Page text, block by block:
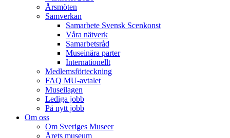
Årsmöten
Samverkan
Samarbete Svensk Scenkonst
Våra nätverk
Samarbetsråd
Museinära parter
Internationellt
Medlemsförteckning
FAQ MU-avtalet
Museilagen
Lediga jobb
På nytt jobb
Om oss
Om Sveriges Museer
Årets museum